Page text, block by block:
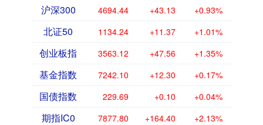
沪深300 4694.44 +43.13 +0.93%
北证50 1134.24 +11.37 +1.01%
创业板指 3563.12 +47.56 +1.35%
基金指数 7242.10 +12.30 +0.17%
国债指数 229.69 +0.10 +0.04%
期指IC0 7877.80 +164.40 +2.13%